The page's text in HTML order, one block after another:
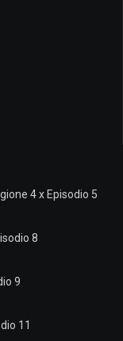
4 x Episodio 5
8
9
11